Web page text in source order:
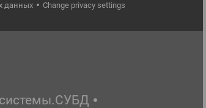
данных Change privacy settings